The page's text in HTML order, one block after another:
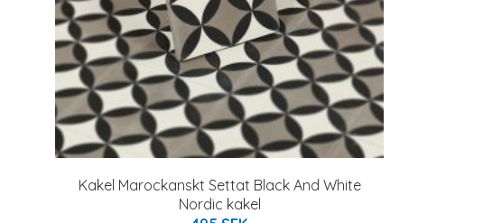
Kakel Marockanskt Settat Black And White
Nordic kakel